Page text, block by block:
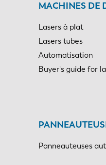
MACHINES DE
Lasers à plat
Lasers tubes
Automatisation
Buyer's guide for
Panneauteuses